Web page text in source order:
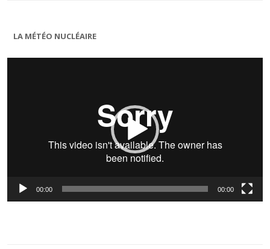
LA MÉTÉO NUCLÉAIRE
Lecteur
00:00 00:00